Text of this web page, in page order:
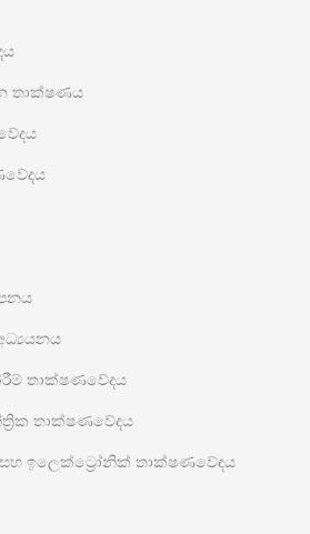
තාක්ෂණය
තාක්ෂණවේදය
තාක්ෂණවේදය
ඉලෙක්ට්‍රෝනික් තාක්ෂණවේදය